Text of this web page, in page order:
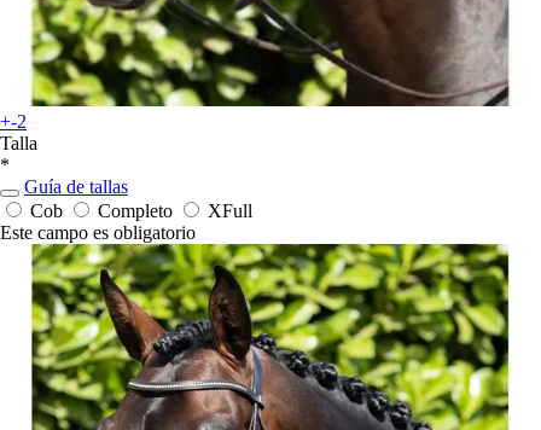
+-2
Talla
*
Guía de tallas
Cob
Completo
XFull
Este campo es obligatorio